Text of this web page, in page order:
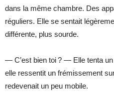
dans la même chambre. Des
réguliers. Elle se sentait
différente, plus sourde.
— C’est bien toi ? — Elle tenta
elle ressentit un frémissement
redevenait un peu mobile.